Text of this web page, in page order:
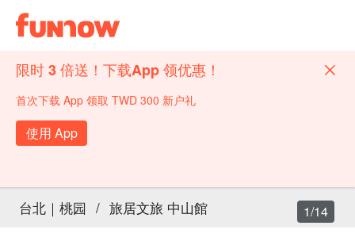
限时 3 倍送！下载App 领优惠！
首次下载 App 领取 TWD 300 新户礼
使用 App
台北｜桃园 / 旅居文旅 中山館 1/14